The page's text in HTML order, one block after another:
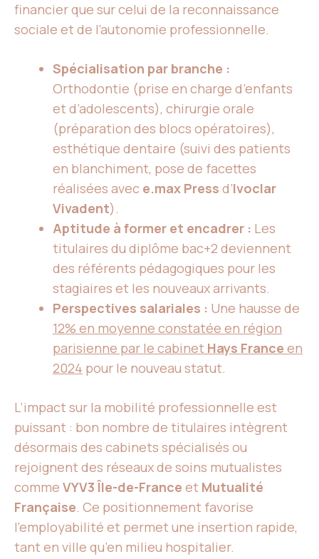
financier que sur celui de la reconnaissance
sociale et de l’autonomie professionnelle.
Spécialisation par branche :
Orthodontie (prise en charge d’enfants
et d’adolescents), chirurgie orale
(préparation des blocs opératoires),
esthétique dentaire (suivi des patients
en blanchiment, pose de facettes
réalisées avec e.max Press d’Ivoclar
Vivadent).
Aptitude à former et encadrer : Les
titulaires du diplôme bac+2 deviennent
des référents pédagogiques pour les
stagiaires et les nouveaux arrivants.
Perspectives salariales : Une hausse de
12% en moyenne constatée en région
parisienne par le cabinet Hays France en
2024 pour le nouveau statut.
L’impact sur la mobilité professionnelle est
puissant : bon nombre de titulaires intègrent
désormais des cabinets spécialisés ou
rejoignent des réseaux de soins mutualistes
comme VYV3 Île-de-France et Mutualité
Française. Ce positionnement favorise
l’employabilité et permet une insertion rapide,
tant en ville qu’en milieu hospitalier.